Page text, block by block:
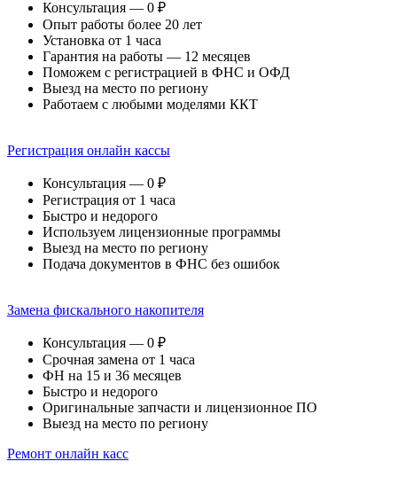
Консультация — 0 ₽
Опыт работы более 20 лет
Установка от 1 часа
Гарантия на работы — 12 месяцев
Поможем с регистрацией в ФНС и ОФД
Выезд на место по региону
Работаем с любыми моделями ККТ
Регистрация онлайн кассы
Консультация — 0 ₽
Регистрация от 1 часа
Быстро и недорого
Используем лицензионные программы
Выезд на место по региону
Подача документов в ФНС без ошибок
Замена фискального накопителя
Консультация — 0 ₽
Срочная замена от 1 часа
ФН на 15 и 36 месяцев
Быстро и недорого
Оригинальные запчасти и лицензионное ПО
Выезд на место по региону
Ремонт онлайн касс